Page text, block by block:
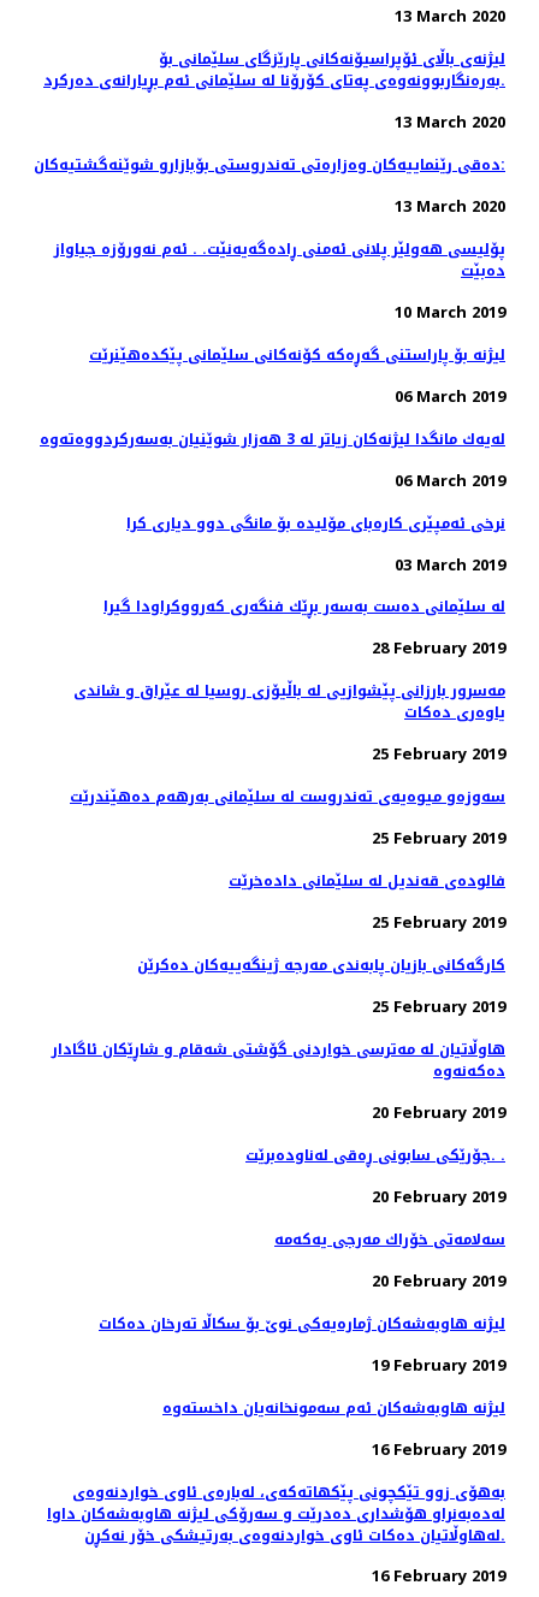
13 March 2020
لیژنەی باڵای ئۆپراسیۆنەكانی پارێزگای سلێمانی بۆ
بەرەنگاربوونەوەی پەتای كۆرۆنا لە سلێمانی ئەم بڕیارانەی دەرکرد.
13 March 2020
دەقی رێنماییەكان وەزارەتی تەندروستی بۆبازارو شوێنەگشتیەکان:
13 March 2020
پۆلیسی هەولێر پلانی ئەمنی ڕادەگەیەنێت. . ئەم نەورۆزە جیاواز
دەبێت
10 March 2019
لیژنە بۆ پاراستنی گەڕەكە كۆنەكانی سلێمانی پێكدەهێنرێت
06 March 2019
06 March 2019
نرخی ئه‌مپێری كاره‌بای مۆلیده‌ بۆ مانگی دوو دیاری كرا
03 March 2019
له‌ سلێمانی ده‌ست به‌سه‌ر بڕێك فنگه‌ری كه‌رووكراودا گیرا
28 February 2019
مه‌سرور بارزانی پێشوازیی لە باڵیۆزی روسیا لە عێراق و شاندی
یاوه‌ری ده‌كات
25 February 2019
سه‌وزه‌و میوه‌یه‌ی ته‌ندروست له‌ سلێمانی به‌رهه‌م ده‌هێندرێت
25 February 2019
فالوده‌ی قه‌ندیل له‌ سلێمانی داده‌خرێت
25 February 2019
كارگه‌كانی بازیان پابه‌ندی مه‌رجه‌ ژینگه‌ییه‌كان ده‌كرێن
25 February 2019
هاوڵاتیان له‌ مەترسی خواردنی گۆشتی شەقام و شاڕێكان ئاگادار
20 February 2019
جۆرێكی سابونی ڕه‌قی له‌ناوده‌برێت. .
20 February 2019
20 February 2019
لیژنه‌ هاوبه‌شه‌كان ژماره‌یه‌كی نوێ بۆ سكاڵا ته‌رخان ده‌كات
19 February 2019
16 February 2019
به‌هۆی زوو تێكچونی پێكهاته‌كه‌ی، لەبارەی ئاوی خواردنەوەی
له‌ده‌به‌نراو هۆشداری دەدرێت و سه‌رۆكی لیژنه هاوبه‌شه‌كان داوا
له‌هاوڵاتیان ده‌كات ئاوی خواردنه‌وه‌ی به‌رتیشكی خۆر نه‌كڕن.
16 February 2019